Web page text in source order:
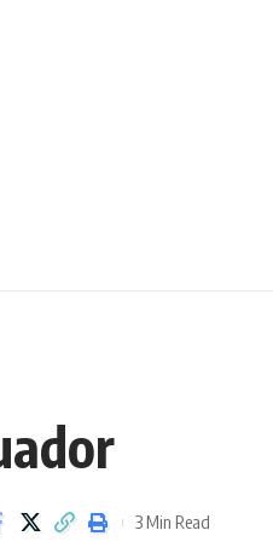
3 Min Read